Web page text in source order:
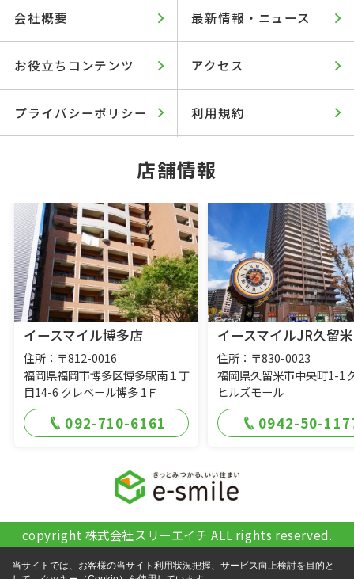
会社概要 最新情報・ニュース
お役立ちコンテンツ アクセス
プライバシーポリシー 利用規約
店舗情報
イースマイル博多店
住所：〒812-0016
福岡県福岡市博多区博多駅南１丁
目14-6 クレベール博多 1Ｆ
092-710-6161
イースマイルJR久留
住所：〒830-0023
福岡県久留米市中央町1-1
ヒルズモール
0942-50-
copyright 株式会社スリーエイチ ALL rights reserved.
当サイトでは、お客様の当サイト利用状況把握、サービス向上検討を目的と